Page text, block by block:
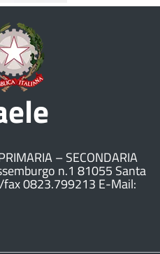
– SECONDARIA
n.1 81055 Santa
fax 0823.799213 E-Mail: